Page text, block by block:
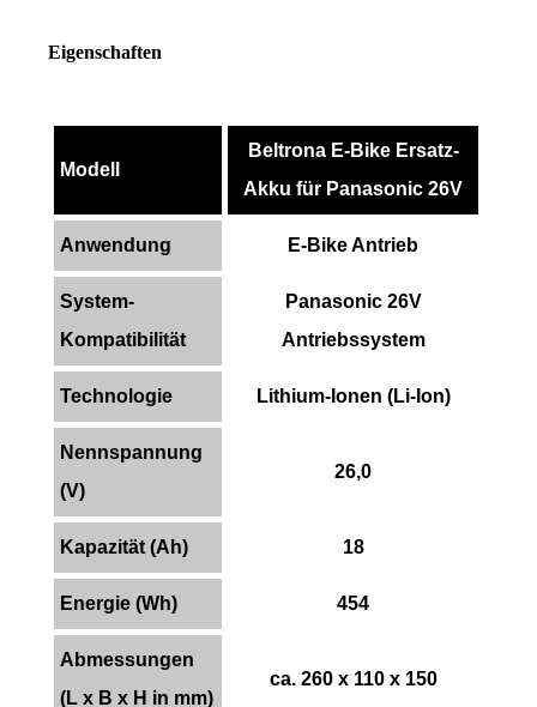
Eigenschaften
Modell
Beltrona E-Bike Ersatz-
Akku für Panasonic 26V
Anwendung E-Bike Antrieb
System-
Kompatibilität
Panasonic 26V
Antriebssystem
Technologie Lithium-Ionen (Li-Ion)
Nennspannung
(V)
26,0
Kapazität (Ah) 18
Energie (Wh) 454
Abmessungen
(L x B x H in mm)
ca. 260 x 110 x 150